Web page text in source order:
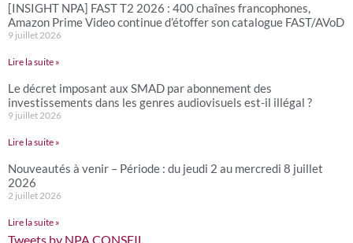
[INSIGHT NPA] FAST T2 2026 : 400 chaînes francophones,
Amazon Prime Video continue d’étoffer son catalogue FAST/AVoD
9 juillet 2026
Lire la suite »
Le décret imposant aux SMAD par abonnement des
investissements dans les genres audiovisuels est-il illégal ?
9 juillet 2026
Lire la suite »
Nouveautés à venir – Période : du jeudi 2 au mercredi 8 juillet
2026
2 juillet 2026
Lire la suite »
Tweets by NPA CONSEIL